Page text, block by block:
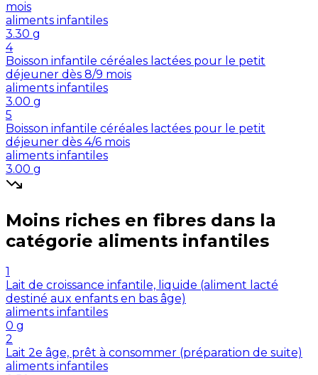
mois
aliments infantiles
3.30 g
4
Boisson infantile céréales lactées pour le petit
déjeuner dès 8/9 mois
aliments infantiles
3.00 g
5
Boisson infantile céréales lactées pour le petit
déjeuner dès 4/6 mois
aliments infantiles
3.00 g
Moins riches en fibres dans la
catégorie aliments infantiles
1
Lait de croissance infantile, liquide (aliment lacté
destiné aux enfants en bas âge)
aliments infantiles
0 g
2
Lait 2e âge, prêt à consommer (préparation de suite)
aliments infantiles